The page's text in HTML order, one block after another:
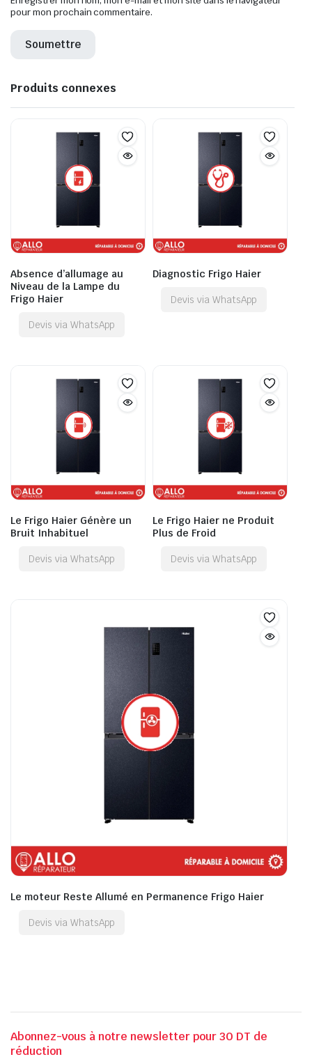
pour mon prochain commentaire.
Produits connexes
Absence d’allumage au
Niveau de la Lampe du
Frigo Haier
Devis via WhatsApp
Diagnostic Frigo Haier
Devis via WhatsApp
Le Frigo Haier Génère un
Bruit Inhabituel
Devis via WhatsApp
Le Frigo Haier ne Produit
Plus de Froid
Devis via WhatsApp
Le moteur Reste Allumé en Permanence Frigo Haier
Devis via WhatsApp
Abonnez-vous à notre newsletter pour 30 DT de
réduction